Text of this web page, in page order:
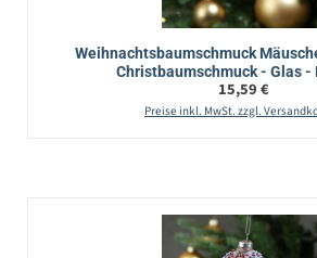
Weihnachtsbaumschmuck
Christbaumschmuck - Glas -
Regulärer Preis:
15,59 €
Preise inkl. MwSt. zzgl.